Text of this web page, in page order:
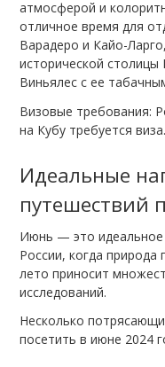
атмосферой и
отличное время для
Варадеро и Кайо-
исторической
Виньялес с ее
Визовые требования:
на Кубу требуется виза.
Идеальные
путешествий
Июнь — это идеальное
России, когда
лето приносит
исследований.
Несколько
посетить в июне 2024